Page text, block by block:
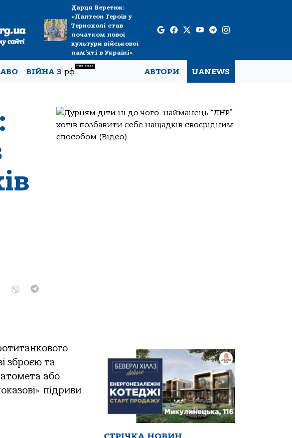
Дарця Веретюк:
«Пантеон Героїв у
Тернополі став
початком нової
культури військової
пам’яті в Україні»
ВІЙНА Зрф
СПЕЦТЕМА
АВТОРИ UANEWS
зброєю та
або
підриви